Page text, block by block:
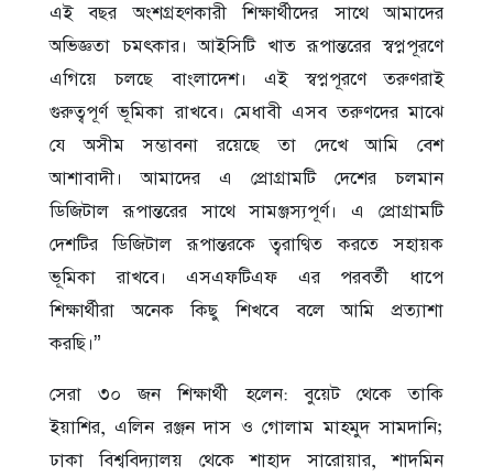
এই বছর অংশগ্রহণকারী শিক্ষার্থীদের সাথে আমাদের
অভিজ্ঞতা চমৎকার। আইসিটি খাত রূপান্তরের স্বপ্নপূরণে
এগিয়ে চলছে বাংলাদেশ। এই স্বপ্নপূরণে তরুণরাই
গুরুত্বপূর্ণ ভূমিকা রাখবে। মেধাবী এসব তরুণদের মাঝে
যে অসীম সম্ভাবনা রয়েছে তা দেখে আমি বেশ
আশাবাদী। আমাদের এ প্রোগ্রামটি দেশের চলমান
ডিজিটাল রূপান্তরের সাথে সামঞ্জস্যপূর্ণ। এ প্রোগ্রামটি
দেশটির ডিজিটাল রূপান্তরকে ত্বরাণ্বিত করতে সহায়ক
ভূমিকা রাখবে। এসএফটিএফ এর পরবর্তী ধাপে
শিক্ষার্থীরা অনেক কিছু শিখবে বলে আমি প্রত্যাশা
করছি।”
সেরা ৩০ জন শিক্ষার্থী হলেন: বুয়েট থেকে তাকি
ইয়াশির, এলিন রঞ্জন দাস ও গোলাম মাহমুদ সামদানি;
ঢাকা বিশ্ববিদ্যালয় থেকে শাহাদ সারোয়ার, শাদমিন